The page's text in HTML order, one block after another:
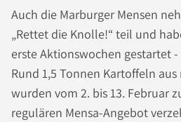
Auch die Marburger Mensen
„Rettet die Knolle!“ teil und
erste Aktionswochen gestartet
Rund 1,5 Tonnen Kartoffeln
wurden vom 2. bis 13. Februar
regulären Mensa-Angebot